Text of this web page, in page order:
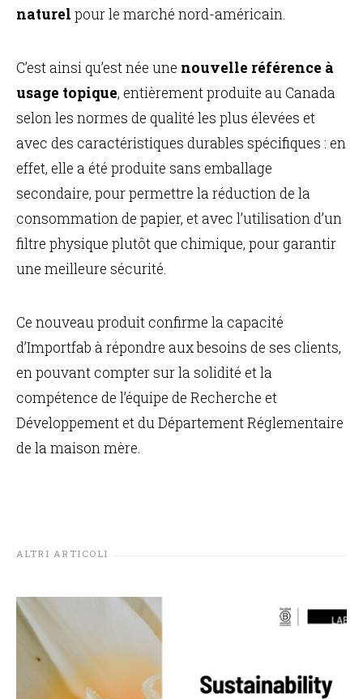
naturel pour le marché nord-américain.
C’est ainsi qu’est née une nouvelle référence à
usage topique, entièrement produite au Canada
selon les normes de qualité les plus élevées et
avec des caractéristiques durables spécifiques : en
effet, elle a été produite sans emballage
secondaire, pour permettre la réduction de la
consommation de papier, et avec l’utilisation d’un
filtre physique plutôt que chimique, pour garantir
une meilleure sécurité.
Ce nouveau produit confirme la capacité
d’Importfab à répondre aux besoins de ses clients,
en pouvant compter sur la solidité et la
compétence de l’équipe de Recherche et
Développement et du Département Réglementaire
de la maison mère.
ALTRI ARTICOLI